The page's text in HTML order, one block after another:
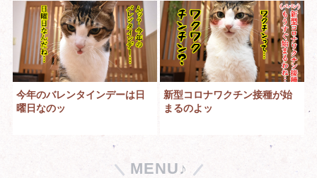
今年のバレンタインデーは日
曜日なのッ
新型コロナワクチン接種が始
まるのよッ
MENU♪